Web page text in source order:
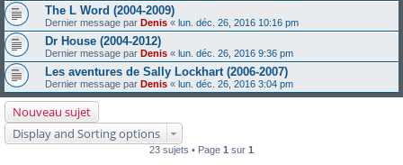
The L Word (2004-2009)
Dernier message par Denis « lun. déc. 26, 2016 10:16 pm
Dr House (2004-2012)
Dernier message par Denis « lun. déc. 26, 2016 9:36 pm
Les aventures de Sally Lockhart (2006-2007)
Dernier message par Denis « lun. déc. 26, 2016 3:04 pm
Nouveau sujet
Display and Sorting options
23 sujets • Page 1 sur 1